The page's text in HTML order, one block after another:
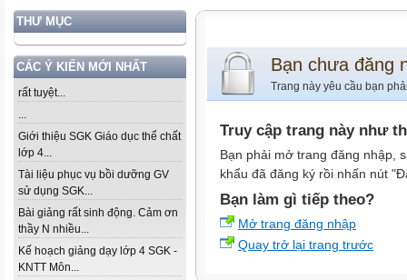
THƯ MỤC
CÁC Ý KIẾN MỚI NHẤT
rất tuyệt...
...
Giới thiệu SGK Giáo dục thể chất
lớp 4...
Tài liệu phục vụ bồi dưỡng GV
sử dụng SGK...
Bài giảng rất sinh động. Cảm ơn
thầy N nhiều...
Kế hoạch giảng dạy lớp 4 SGK -
KNTT Môn...
Bạn chưa đăng
Trang này yêu cầu bạn
Truy cập trang này như
Bạn phải mở trang đăng nhập,
khẩu đã đăng ký rồi nhấn nút
Bạn làm gì tiếp theo?
Mở trang đăng nhập
Quay trở lại trang trước